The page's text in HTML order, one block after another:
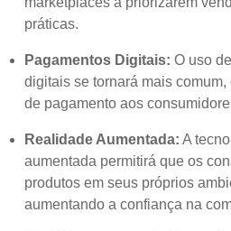
práticas.
Pagamentos Digitais: O uso
digitais se tornará mais
de pagamento aos
Realidade Aumentada: A
aumentada permitirá que os
produtos em seus próprios
aumentando a confiança na